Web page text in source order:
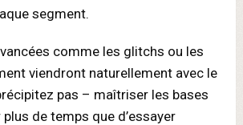
segment.
comme les glitchs ou les
viendront naturellement avec le
pas – maîtriser les bases
de temps que d’essayer